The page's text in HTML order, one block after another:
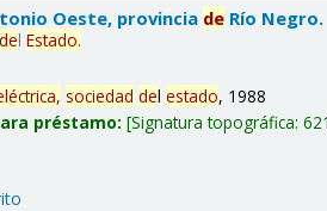
Oeste, provincia de Río Negro.
delEstado.
sociedad delestado, 1988
préstamo: Signatura topográfica: